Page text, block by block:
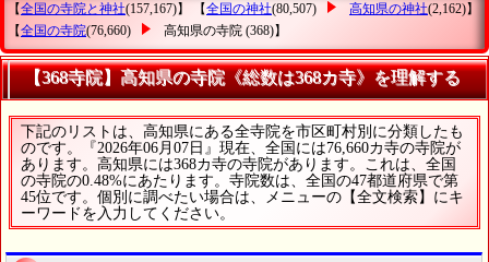
【全国の寺院と神社(157,167)】 【全国の神社(80,507) 高知県の神社(2,162)】
【全国の寺院(76,660) 高知県の寺院 (368)】
【368寺院】高知県の寺院《総数は368カ寺》を理解する
下記のリストは、高知県にある全寺院を市区町村別に分類したも
のです。『2026年06月07日』現在、全国には76,660カ寺の寺院が
あります。高知県には368カ寺の寺院があります。これは、全国
の寺院の0.48%にあたります。寺院数は、全国の47都道府県で第
45位です。個別に調べたい場合は、メニューの【全文検索】にキ
ーワードを入力してください。